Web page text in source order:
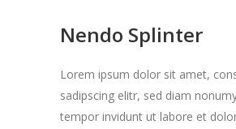
Nendo Splinter
Lorem ipsum dolor sit amet,
sadipscing elitr, sed diam
tempor invidunt ut labore et